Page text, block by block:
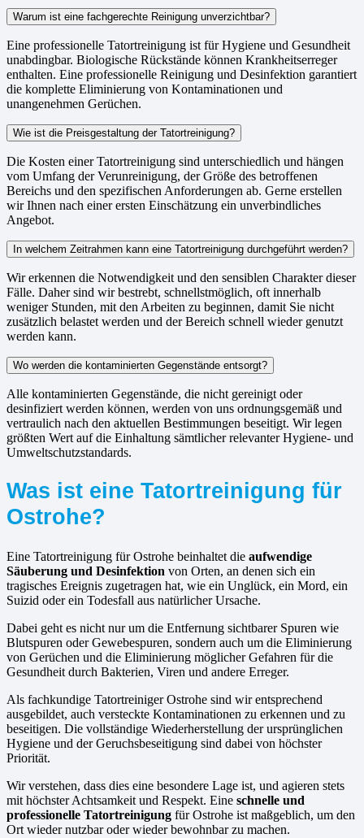
Warum ist eine fachgerechte Reinigung unverzichtbar?
Eine professionelle Tatortreinigung ist für Hygiene und Gesundheit
unabdingbar. Biologische Rückstände können Krankheitserreger
enthalten. Eine professionelle Reinigung und Desinfektion garantiert
die komplette Eliminierung von Kontaminationen und
unangenehmen Gerüchen.
Wie ist die Preisgestaltung der Tatortreinigung?
Die Kosten einer Tatortreinigung sind unterschiedlich und hängen
vom Umfang der Verunreinigung, der Größe des betroffenen
Bereichs und den spezifischen Anforderungen ab. Gerne erstellen
wir Ihnen nach einer ersten Einschätzung ein unverbindliches
Angebot.
In welchem Zeitrahmen kann eine Tatortreinigung durchgeführt werden?
Wir erkennen die Notwendigkeit und den sensiblen Charakter dieser
Fälle. Daher sind wir bestrebt, schnellstmöglich, oft innerhalb
weniger Stunden, mit den Arbeiten zu beginnen, damit Sie nicht
zusätzlich belastet werden und der Bereich schnell wieder genutzt
werden kann.
Wo werden die kontaminierten Gegenstände entsorgt?
Alle kontaminierten Gegenstände, die nicht gereinigt oder
desinfiziert werden können, werden von uns ordnungsgemäß und
vertraulich nach den aktuellen Bestimmungen beseitigt. Wir legen
größten Wert auf die Einhaltung sämtlicher relevanter Hygiene- und
Umweltschutzstandards.
Was ist eine Tatortreinigung für
Ostrohe?
Eine Tatortreinigung für Ostrohe beinhaltet die aufwendige
Säuberung und Desinfektion von Orten, an denen sich ein
tragisches Ereignis zugetragen hat, wie ein Unglück, ein Mord, ein
Suizid oder ein Todesfall aus natürlicher Ursache.
Dabei geht es nicht nur um die Entfernung sichtbarer Spuren wie
Blutspuren oder Gewebespuren, sondern auch um die Eliminierung
von Gerüchen und die Eliminierung möglicher Gefahren für die
Gesundheit durch Bakterien, Viren und andere Erreger.
Als fachkundige Tatortreiniger Ostrohe sind wir entsprechend
ausgebildet, auch versteckte Kontaminationen zu erkennen und zu
beseitigen. Die vollständige Wiederherstellung der ursprünglichen
Hygiene und der Geruchsbeseitigung sind dabei von höchster
Priorität.
Wir verstehen, dass dies eine besondere Lage ist, und agieren stets
mit höchster Achtsamkeit und Respekt. Eine schnelle und
professionelle Tatortreinigung für Ostrohe ist maßgeblich, um den
Ort wieder nutzbar oder wieder bewohnbar zu machen.